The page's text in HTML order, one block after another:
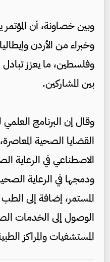
وبين خصاونة، أن
وخبراء من الأردن
وفلسطين، ما يعزز تبادل
بين المشاركين.
وقال إن البرنامج
القضايا الصحية
الاصطناعي في الرعاية
ودمجها في الرعاية
المستمر، إضافة إلى
الوصول إلى الخدمات
المستشفيات والمراكز